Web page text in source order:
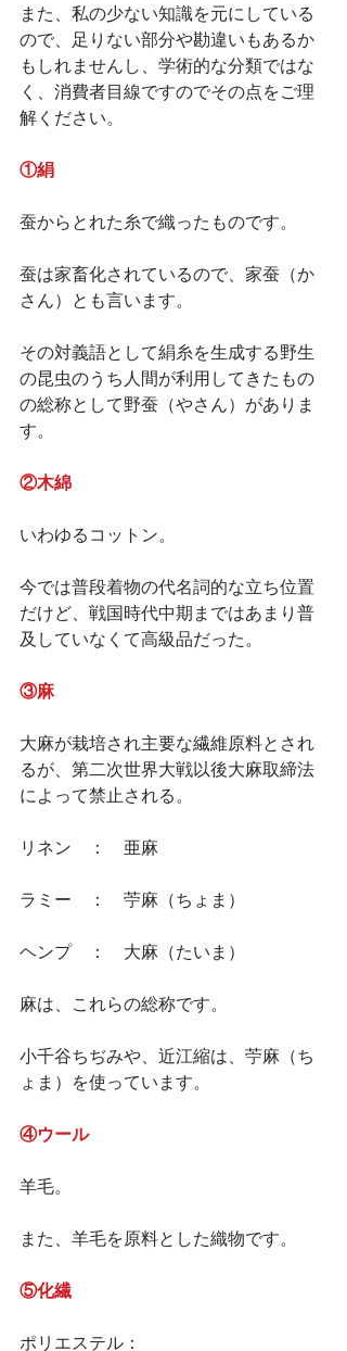
また、私の少ない知識を元にしている
ので、足りない部分や勘違いもあるか
もしれませんし、学術的な分類ではな
く、消費者目線ですのでその点をご理
解ください。
①絹
蚕からとれた糸で織ったものです。
蚕は家畜化されているので、家蚕（か
さん）とも言います。
その対義語として絹糸を生成する野生
の昆虫のうち人間が利用してきたもの
の総称として野蚕（やさん）がありま
す。
②木綿
いわゆるコットン。
今では普段着物の代名詞的な立ち位置
だけど、戦国時代中期まではあまり普
及していなくて高級品だった。
③麻
大麻が栽培され主要な繊維原料とされ
るが、第二次世界大戦以後大麻取締法
によって禁止される。
リネン　：　亜麻
ラミー　：　苧麻（ちょま）
ヘンプ　：　大麻（たいま）
麻は、これらの総称です。
小千谷ちぢみや、近江縮は、苧麻（ち
ょま）を使っています。
④ウール
羊毛。
また、羊毛を原料とした織物です。
⑤化繊
ポリエステル：